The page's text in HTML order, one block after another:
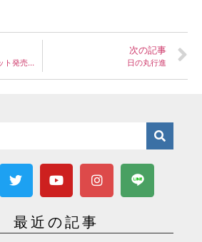
映画「うまれる」チケット発売中です！
次の記事
日の丸行進
最近の記事